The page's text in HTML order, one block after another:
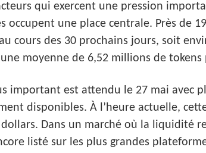
qui exercent une pression
occupent une place centrale. Près de
cours des 30 prochains jours, soit
moyenne de 6,52 millions de tokens
important est attendu le 27 mai avec
disponibles. À l’heure actuelle,
Dans un marché où la liquidité
listé sur les plus grandes